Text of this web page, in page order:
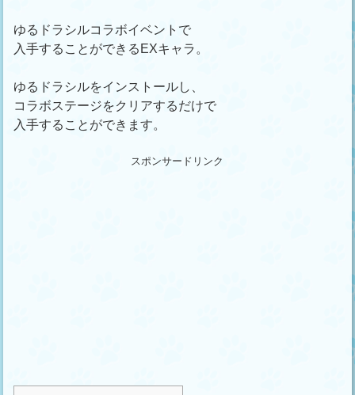
ゆるドラシルコラボイベントで
入手することができるEXキャラ。
ゆるドラシルをインストールし、
コラボステージをクリアするだけで
入手することができます。
スポンサードリンク